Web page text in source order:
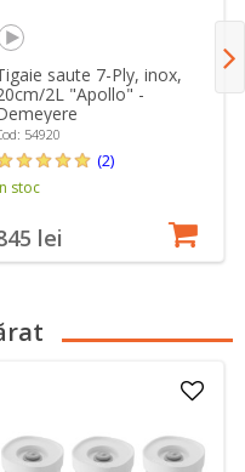
saute 7-Ply, inox,
2L "Apollo" -
54920
(2)
stoc
lei